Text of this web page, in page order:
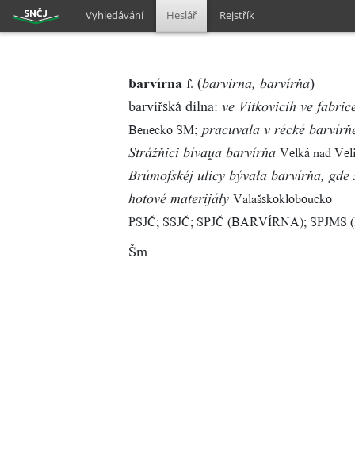
Vyhledávání Heslář Rejstřík
barvírna f. (barvirna, barvírňa)
barvířská dílna: ve Vitkovicih ve
Benecko SM; pracuvala v récké
Strážňici bívaa barvírňa Velká nad
Brúmofskéj ulicy bývała barvírňa, gde
hotové materijáły Valašskokloboucko
PSJČ; SSJČ; SPJČ (BARVÍRNA);
Šm